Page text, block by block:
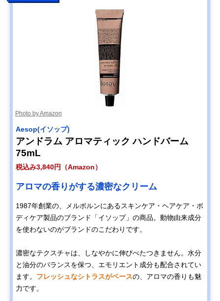
Photo by Amazon
Aesop(イソップ)
アンドラム アロマティック ハンドバーム
75mL
税込み3,840円（Amazon）
アロマの香りがする濃密なクリーム
1987年創業の、メルボルンにあるスキンケア・ヘアケア・ボ
ディケア製品のブランド「イソップ」の商品。動物由来成分
を使わないのがブランドのこだわりです。
濃密なテクスチャは、しなやかに伸びべたつきません。水分
と油分のバランスを保つ、エモリエント成分も配合されてい
ます。 フレッシュなシトラスがベースの、アロマの香りも魅
力です。